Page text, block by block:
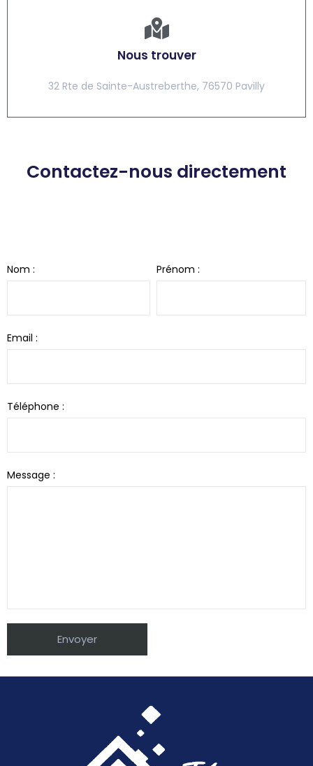
Nous trouver
32 Rte de Sainte-Austreberthe, 76570 Pavilly
Contactez-nous directement
Nom : Prénom :
Email :
Téléphone :
Message :